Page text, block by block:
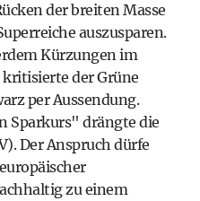
der breiten Masse
auszusparen.
Kürzungen im
der Grüne
per Aussendung.
Sparkurs" drängte die
Der Anspruch dürfe
zu einem